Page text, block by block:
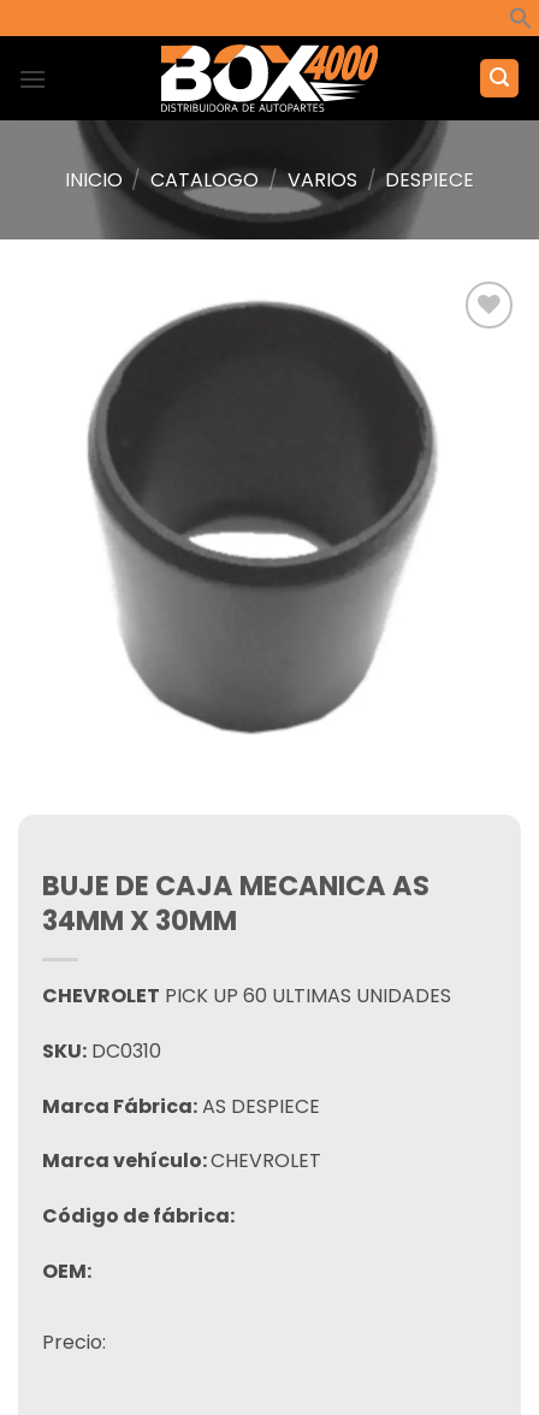
al
contenido
INICIO / CATALOGO / VARIOS / DESPIECE
BUJE DE CAJA MECANICA AS
34MM X 30MM
CHEVROLET PICK UP 60 ULTIMAS UNIDADES
SKU: DC0310
Marca Fábrica:AS DESPIECE
Marca vehículo:CHEVROLET
Código de fábrica:
OEM:
Precio: